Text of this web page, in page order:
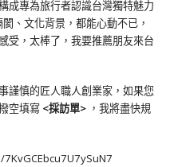
成專為旅行者認識台灣獨特魅力
閡、文化背景，都能心動不已，
受，太棒了，我要推薦朋友來台
謹慎的匠人職人創業家，如果您
空填寫 <採訪單> ，我將盡快規